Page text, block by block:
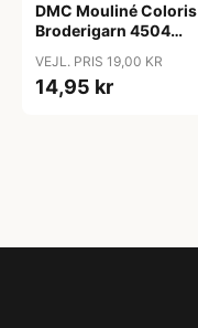
DMC Mouliné Coloris
Broderigarn 4504
VEJL. PRIS 19,00 KR
14,95 kr